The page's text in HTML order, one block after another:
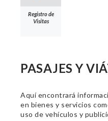
Registro de
Visitas
PASAJES Y
Aquí encontrará
en bienes y servicios
uso de vehículos y